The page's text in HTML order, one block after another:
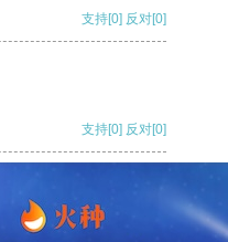
支持[0] 反对[0]
支持[0] 反对[0]